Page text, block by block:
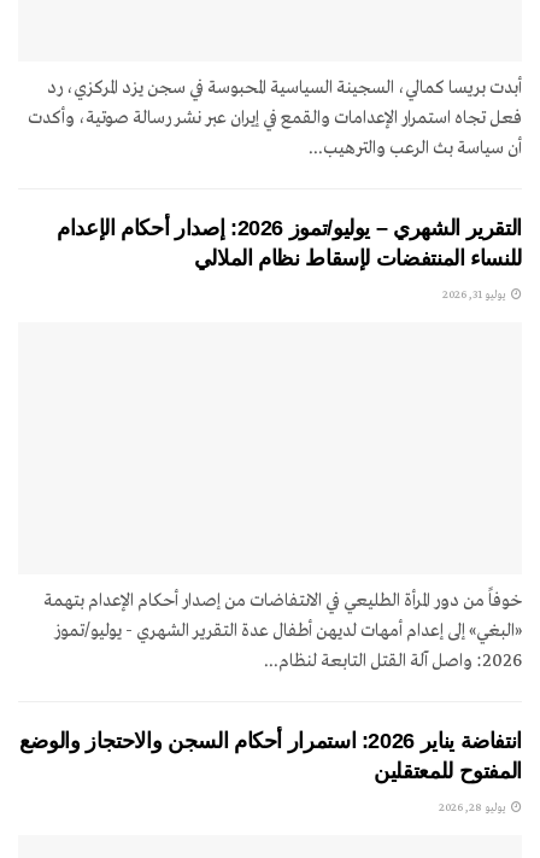
أبدت بريسا كمالي، السجينة السياسية المحبوسة في سجن يزد المركزي، رد
فعل تجاه استمرار الإعدامات والقمع في إيران عبر نشر رسالة صوتية، وأكدت
أن سياسة بث الرعب والترهيب...
التقرير الشهري – يوليو/تموز 2026: إصدار أحكام الإعدام
للنساء المنتفضات لإسقاط نظام الملالي
يوليو 31, 2026
خوفاً من دور المرأة الطليعي في الانتفاضات من إصدار أحكام الإعدام بتهمة
«البغي» إلى إعدام أمهات لديهن أطفال عدة التقرير الشهري - يوليو/تموز
2026: واصل آلة القتل التابعة لنظام...
انتفاضة يناير 2026: استمرار أحكام السجن والاحتجاز والوضع
المفتوح للمعتقلين
يوليو 28, 2026